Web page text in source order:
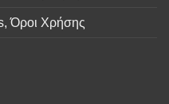
Όροι Χρήσης